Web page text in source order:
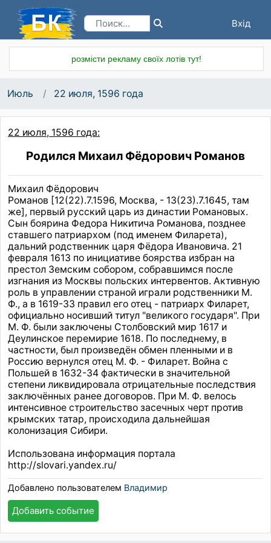
Вхід
розмісти рекламу своїх лотів тут!
Июль 22 июля, 1596 года
22 июля, 1596 года:
Родился Михаил Фёдорович Романов
Михаил Фёдорович
Романов [12(22).7.1596, Москва, - 13(23).7.1645, там
же], первый русский царь из династии Романовых.
Сын боярина Федора Никитича Романова, позднее
ставшего патриархом (под именем Филарета),
дальний родственник царя Фёдора Ивановича. 21
февраля 1613 по инициативе боярства избран на
престол Земским собором, собравшимся после
изгнания из Москвы польских интервентов. Активную
роль в управлении страной играли родственники М.
Ф., а в 1619-33 правил его отец - патриарх Филарет,
официально носивший титул "великого государя". При
М. Ф. были заключены Столбовский мир 1617 и
Деулинское перемирие 1618. По последнему, в
частности, был произведён обмен пленными и в
Россию вернулся отец М. Ф. - Филарет. Война с
Польшей в 1632-34 фактически в значительной
степени ликвидировала отрицательные последствия
заключённых ранее договоров. При М. Ф. велось
интенсивное строительство засечных черт против
крымских татар, происходила дальнейшая
колонизация Сибири.
Использована информация портала
http://slovari.yandex.ru/
Добавлено пользователем Владимир
Добавить событие